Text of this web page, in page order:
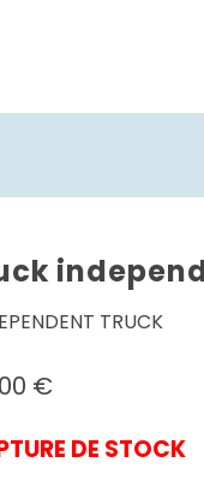
TRUCK
€
DE STOCK